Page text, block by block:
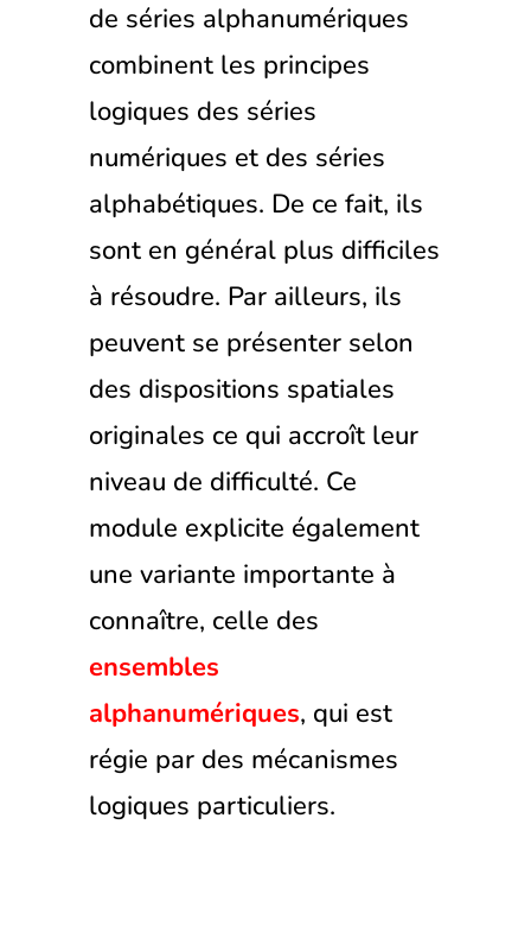
de séries alphanumériques
combinent les principes
logiques des séries
numériques et des séries
alphabétiques. De ce fait, ils
sont en général plus difficiles
à résoudre. Par ailleurs, ils
peuvent se présenter selon
des dispositions spatiales
originales ce qui accroît leur
niveau de difficulté. Ce
module explicite également
une variante importante à
connaître, celle des
ensembles
alphanumériques, qui est
régie par des mécanismes
logiques particuliers.